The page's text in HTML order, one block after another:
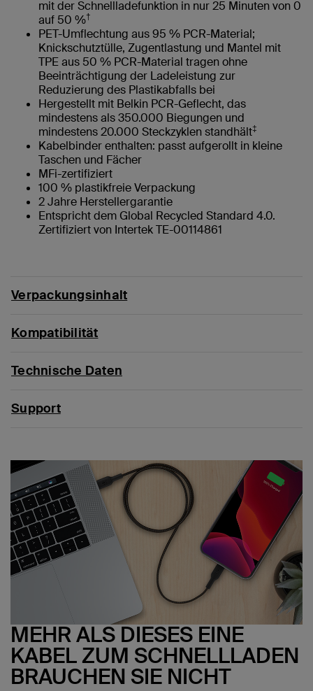
mit der Schnellladefunktion in nur 25 Minuten von 0
auf 50 %†
PET-Umflechtung aus 95 % PCR-Material;
Knickschutztülle, Zugentlastung und Mantel mit
TPE aus 50 % PCR-Material tragen ohne
Beeinträchtigung der Ladeleistung zur
Reduzierung des Plastikabfalls bei
Hergestellt mit Belkin PCR-Geflecht, das
mindestens als 350.000 Biegungen und
mindestens 20.000 Steckzyklen standhält‡
Kabelbinder enthalten: passt aufgerollt in kleine
Taschen und Fächer
MFi-zertifiziert
100 % plastikfreie Verpackung
2 Jahre Herstellergarantie
Entspricht dem Global Recycled Standard 4.0.
Zertifiziert von Intertek TE-00114861
Verpackungsinhalt
Kompatibilität
Technische Daten
Support
MEHR ALS DIESES EINE
KABEL ZUM SCHNELLLADEN
BRAUCHEN SIE NICHT